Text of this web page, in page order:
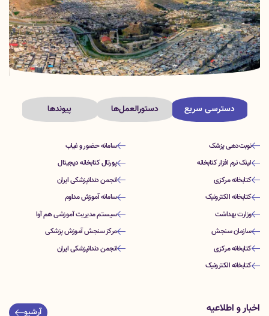
دسترسی سریع دستورالعمل‌ها پیوندها
نوبت‌دهی پزشک
سامانه حضور و غیاب
لینک نرم افزار کتابخانه
پورتال کتابخانه دیجیتال
کتابخانه مرکزی
انجمن دندانپزشکی ایران
کتابخانه الکترونیک
سامانه آموزش مداوم
وزارت بهداشت
سیستم مدیریت آموزشی هم آوا
سازمان سنجش
مرکز سنجش آموزش پزشکی
کتابخانه مرکزی
انجمن دندانپزشکی ایران
کتابخانه الکترونیک
اخبار و اطلاعیه آرشیو